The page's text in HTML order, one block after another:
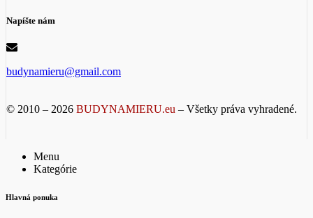
Napíšte nám
budynamieru@gmail.com
© 2010 – 2026 BUDYNAMIERU.eu – Všetky práva vyhradené.
Menu
Kategórie
Hlavná ponuka